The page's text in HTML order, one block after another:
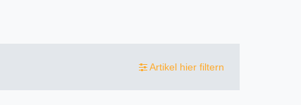
Artikel hier filtern